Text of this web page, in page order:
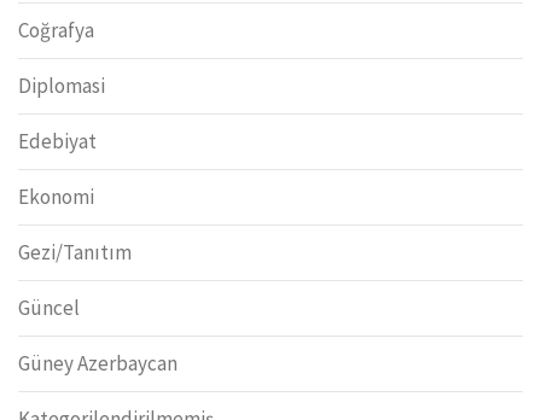
Coğrafya
Diplomasi
Edebiyat
Ekonomi
Gezi/Tanıtım
Güncel
Güney Azerbaycan